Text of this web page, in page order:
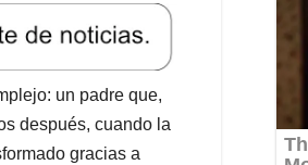
un padre que,
después, cuando la
gracias a